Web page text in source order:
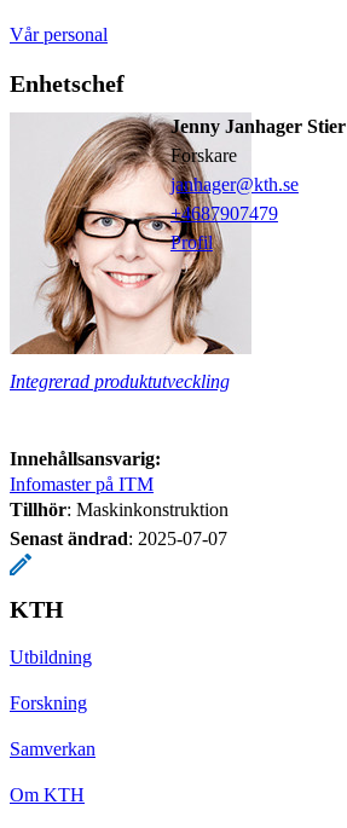
Vår personal
Enhetschef
Jenny Janhager Stier
forskare
janhager@kth.se
+4687907479
Profil
Integrerad produktutveckling
Innehållsansvarig:
Infomaster på ITM
Tillhör: Maskinkonstruktion
Senast ändrad: 2025-07-07
KTH
Utbildning
Forskning
Samverkan
Om KTH